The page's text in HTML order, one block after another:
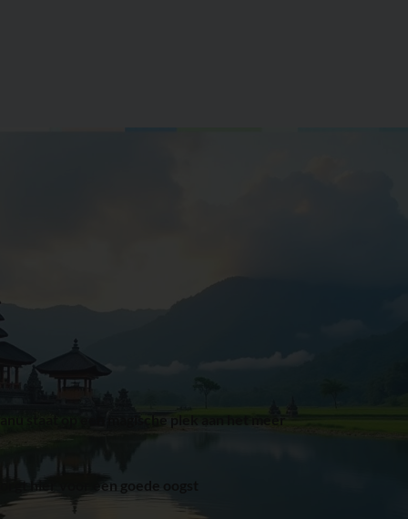
staat op een magische plek aan het meer
hier voor een goede oogst